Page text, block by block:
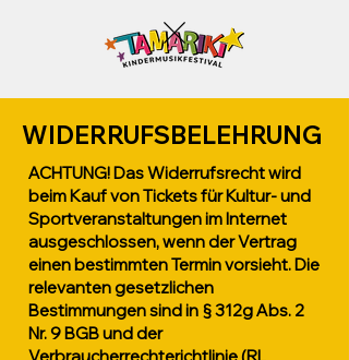
WIDERRUFSBELEHRUNG
ACHTUNG! Das Widerrufsrecht wird
beim Kauf von Tickets für Kultur- und
Sportveranstaltungen im Internet
ausgeschlossen, wenn der Vertrag
einen bestimmten Termin vorsieht. Die
relevanten gesetzlichen
Bestimmungen sind in § 312g Abs. 2
Nr. 9 BGB und der